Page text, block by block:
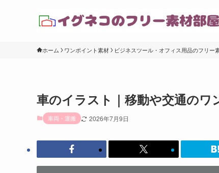
ホーム ワンポイント素材 ビジネスツール・オフィス用品のフリー
車のイラスト｜移動や交通の
車両・運搬 2026年7月9日